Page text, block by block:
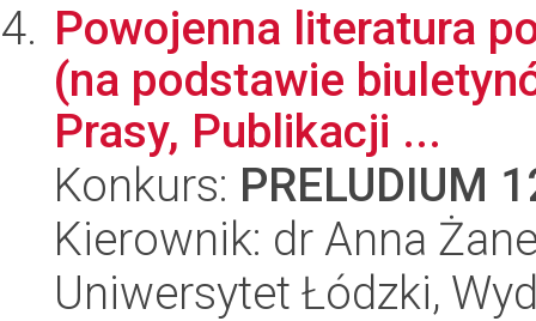
Powojenna literatura
(na podstawie
Prasy, Publikacji ...
Konkurs: PRELUDIUM
Kierownik: dr Anna
Uniwersytet Łódzki,